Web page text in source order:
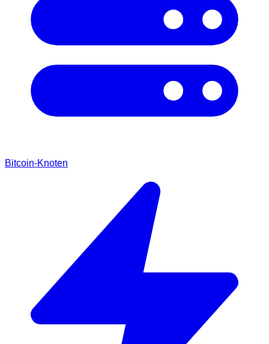
Bitcoin-Knoten